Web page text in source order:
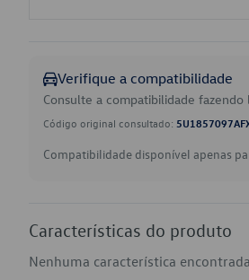
Verifique a compatibilidade
Consulte a compatibilidade fazendo
Código original consultado:
Compatibilidade disponível apenas
Características do produto
Nenhuma característica